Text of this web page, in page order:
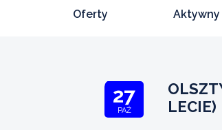
Oferty
27
PAŹ
LECIE)